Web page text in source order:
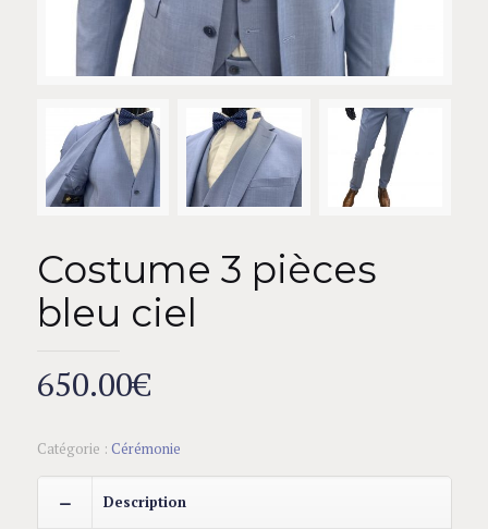
Costume 3 pièces
bleu ciel
650.00€
Catégorie : Cérémonie
Description